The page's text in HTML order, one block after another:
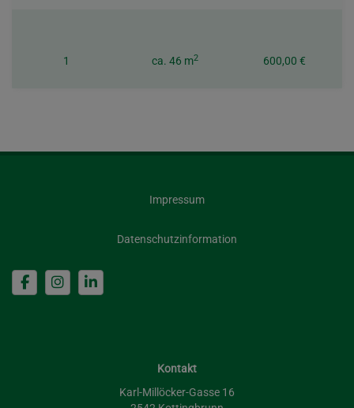
1 ca. 46 m2 600,00 €
Impressum
Datenschutzinformation
Kontakt
Karl-Millöcker-Gasse 16